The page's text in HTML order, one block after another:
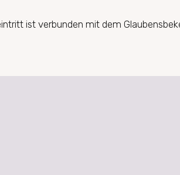
ist verbunden mit dem